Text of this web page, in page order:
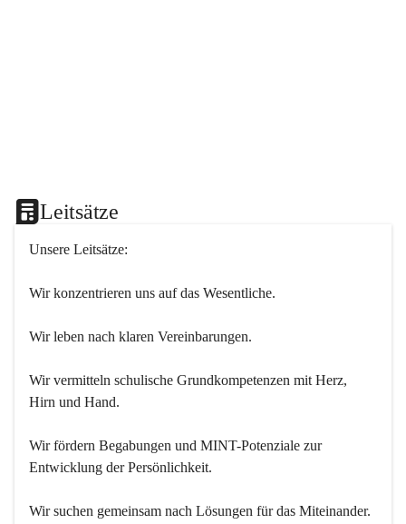
Leitsätze
Unsere Leitsätze:
Wir konzentrieren uns auf das Wesentliche.
Wir leben nach klaren Vereinbarungen.
Wir vermitteln schulische Grundkompetenzen mit Herz,
Hirn und Hand.
Wir fördern Begabungen und MINT-Potenziale zur
Entwicklung der Persönlichkeit.
Wir suchen gemeinsam nach Lösungen für das Miteinander.